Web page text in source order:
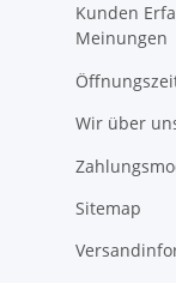
Kunden
Meinungen
Wir über
Sitemap